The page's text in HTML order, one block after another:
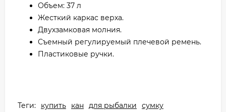
Объем: 37 л
Жесткий каркас верха.
Двухзамковая молния.
Съемный регулируемый плечевой ремень.
Пластиковые ручки.
Теги: купить кан для рыбалки сумку